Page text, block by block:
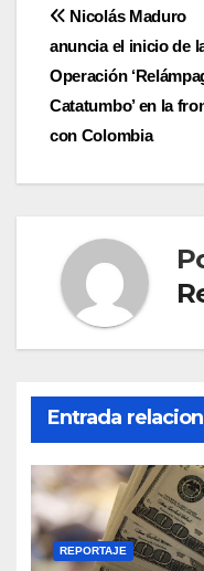
de
entradas
Nicolás Maduro
anuncia el inicio de
Operación
Catatumbo’ en la
con Colombia
Entrada
REPORTAJE